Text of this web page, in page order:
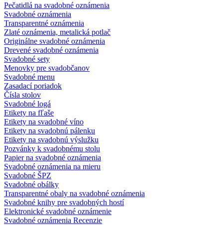
Pečatidlá na svadobné oznámenia
Svadobné oznámenia
Transparentné oznámenia
Zlaté oznámenia, metalická potlač
Originálne svadobné oznámenia
Drevené svadobné oznámenia
Svadobné sety
Menovky pre svadobčanov
Svadobné menu
Zasadací poriadok
Čísla stolov
Svadobné logá
Etikety na fľaše
Etikety na svadobné víno
Etikety na svadobnú pálenku
Etikety na svadobnú výslužku
Pozvánky k svadobnému stolu
Papier na svadobné oznámenia
Svadobné oznámenia na mieru
Svadobné ŠPZ
Svadobné obálky
Transparentné obaly na svadobné oznámenia
Svadobné knihy pre svadobných hostí
Elektronické svadobné oznámenie
Svadobné oznámenia Recenzie